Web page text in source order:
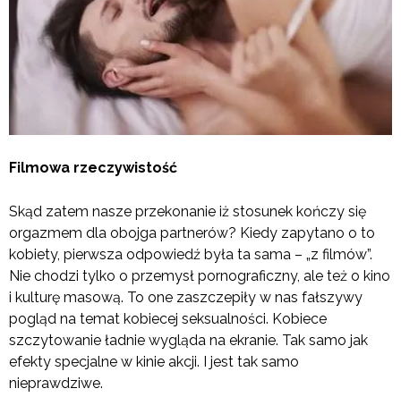
Filmowa rzeczywistość
Skąd zatem nasze przekonanie iż stosunek kończy się
orgazmem dla obojga partnerów? Kiedy zapytano o to
kobiety, pierwsza odpowiedź była ta sama – „z filmów”.
Nie chodzi tylko o przemysł pornograficzny, ale też o kino
i kulturę masową. To one zaszczepiły w nas fałszywy
pogląd na temat kobiecej seksualności. Kobiece
szczytowanie ładnie wygląda na ekranie. Tak samo jak
efekty specjalne w kinie akcji. I jest tak samo
nieprawdziwe.